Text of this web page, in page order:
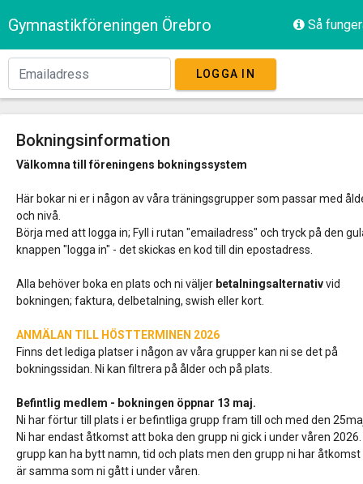
Gymnastikföreningen Örebro Så
LOGGA IN
Bokningsinformation
Välkomna till föreningens bokningssystem
Här bokar ni er i någon av våra träningsgrupper som passar med
och nivå.
Börja med att logga in; Fyll i rutan "emailadress" och tryck på den
knappen "logga in" - det skickas en kod till din epostadress.
Alla behöver boka en plats och ni väljer betalningsalternativvid
bokningen; faktura, delbetalning, swish eller kort.
ANMÄLAN TILL HÖSTTERMINEN 2026
Finns det lediga platser i någon av våra grupper kan ni se det på
bokningssidan. Ni kan filtrera på ålder och på plats.
Befintlig medlem - bokningen öppnar 13 maj.
Ni har förtur till plats i er befintliga grupp fram till och med den
Ni har endast åtkomst att boka den grupp ni gick i under våren 2026.
grupp kan ha bytt namn, tid och plats men den grupp ni har åtkomst
är samma som ni gått i under våren.